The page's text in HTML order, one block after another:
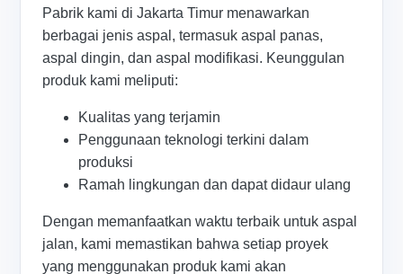
Pabrik kami di Jakarta Timur menawarkan
berbagai jenis aspal, termasuk aspal panas,
aspal dingin, dan aspal modifikasi. Keunggulan
produk kami meliputi:
Kualitas yang terjamin
Penggunaan teknologi terkini dalam
produksi
Ramah lingkungan dan dapat didaur ulang
Dengan memanfaatkan waktu terbaik untuk aspal
jalan, kami memastikan bahwa setiap proyek
yang menggunakan produk kami akan